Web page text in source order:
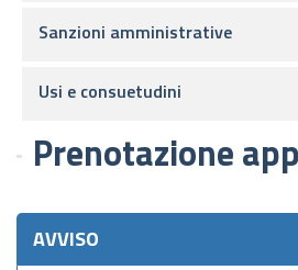
Prenotazione
AVVISO
Sanzioni amministrative
Usi e consuetudini